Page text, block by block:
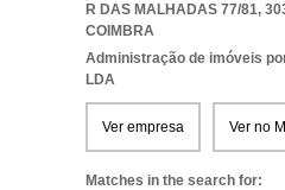
R DAS MALHADAS 77/81,
COIMBRA
Administração de imóveis
LDA
Ver empresa Ver no
Matches in the search for: